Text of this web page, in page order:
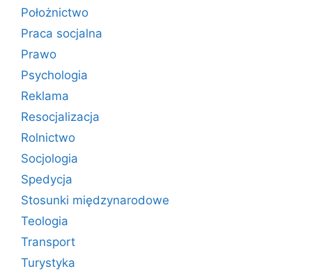
Położnictwo
Praca socjalna
Prawo
Psychologia
Reklama
Resocjalizacja
Rolnictwo
Socjologia
Spedycja
Stosunki międzynarodowe
Teologia
Transport
Turystyka